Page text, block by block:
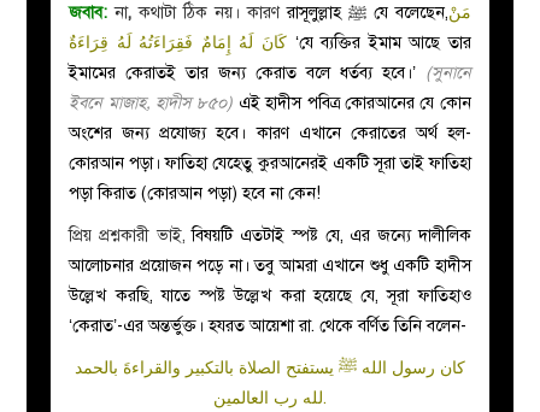
ইসলাহী
মজলিস
প্রশ্ন
জবাব:না, কথাটা ঠিক নয়। কারণ রাসূলুল্লাহ ﷺ যে বলেছেন,مَنْ
كَانَ لَهُ إِمَامٌ فَقِرَاءَتُهُ لَهُ قِرَاءَةٌ ‘যে ব্যক্তির ইমাম আছে তার
ইমামের কেরাতই তার জন্য কেরাত বলে ধর্তব্য হবে।’ (সুনানে
ইবনে মাজাহ, হাদীস ৮৫০) এই হাদীস পবিত্র কোরআনের যে কোন
অংশের জন্য প্রযোজ্য হবে। কারণ এখানে কেরাতের অর্থ হল-
কোরআন পড়া। ফাতিহা যেহেতু কুরআনেরই একটি সূরা তাই ফাতিহা
পড়া কিরাত (কোরআন পড়া) হবে না কেন!
প্রিয় প্রশ্নকারী ভাই,বিষয়টি এতটাই স্পষ্ট যে, এর জন্যে দালীলিক
আলোচনার প্রয়োজন পড়ে না। তবু আমরা এখানে শুধু একটি হাদীস
উল্লেখ করছি, যাতে স্পষ্ট উল্লেখ করা হয়েছে যে, সূরা ফাতিহাও
‘কেরাত’-এর অন্তর্ভুক্ত। হযরত আয়েশা রা. থেকে বর্ণিত তিনি বলেন-
كان رسول الله ﷺ يستفتح الصلاة بالتكبير والقراءةَ بالحمد
لله رب العالمين.